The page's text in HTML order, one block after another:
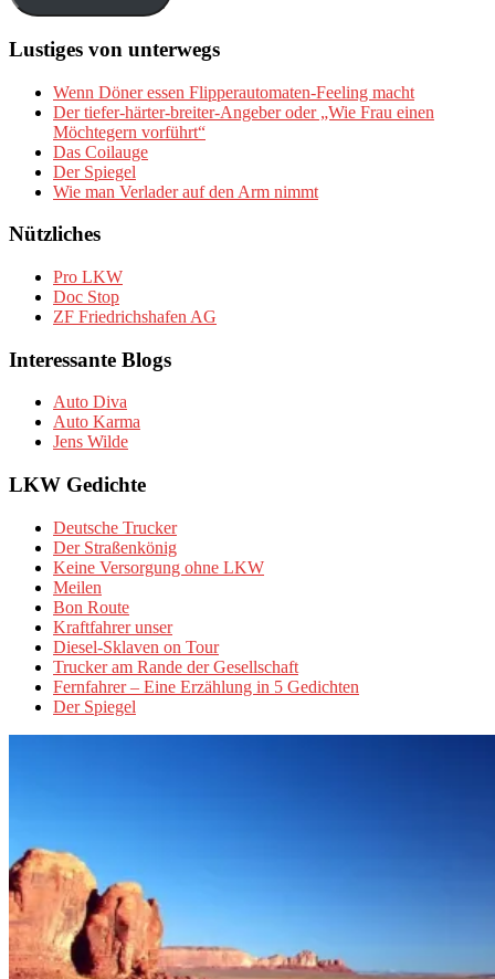
Lustiges von unterwegs
Wenn Döner essen Flipperautomaten-Feeling macht
Der tiefer-härter-breiter-Angeber oder „Wie Frau einen
Möchtegern vorführt“
Das Coilauge
Der Spiegel
Wie man Verlader auf den Arm nimmt
Nützliches
Pro LKW
Doc Stop
ZF Friedrichshafen AG
Interessante Blogs
Auto Diva
Auto Karma
Jens Wilde
LKW Gedichte
Deutsche Trucker
Der Straßenkönig
Keine Versorgung ohne LKW
Meilen
Bon Route
Kraftfahrer unser
Diesel-Sklaven on Tour
Trucker am Rande der Gesellschaft
Fernfahrer – Eine Erzählung in 5 Gedichten
Der Spiegel